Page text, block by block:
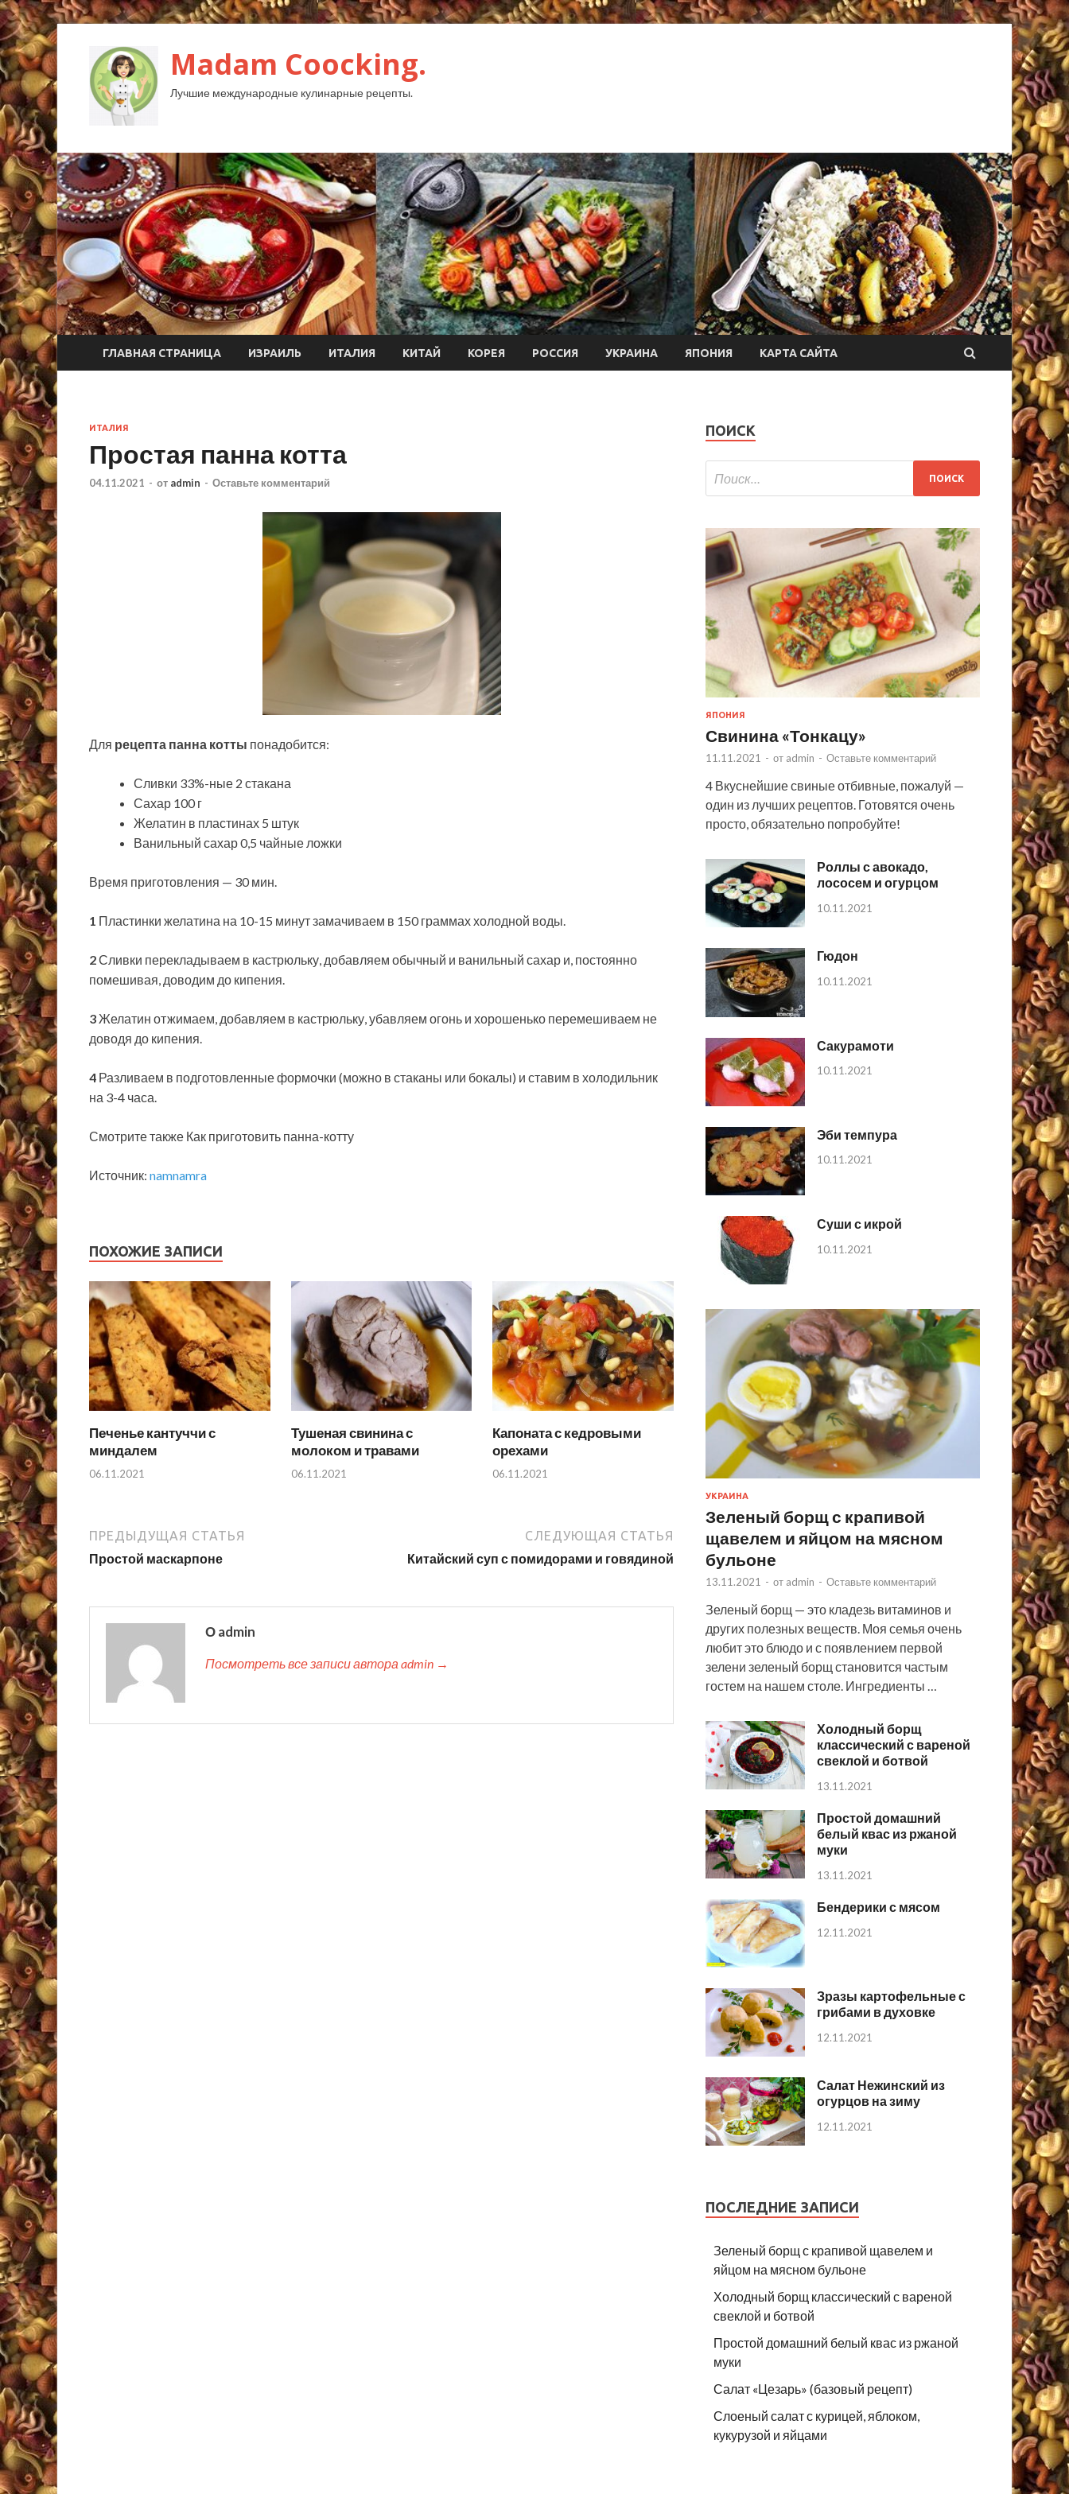
Madam Coocking.
Лучшие международные кулинарные рецепты.
ГЛАВНАЯ СТРАНИЦА ИЗРАИЛЬ ИТАЛИЯ КИТАЙ КОРЕЯ РОССИЯ УКРАИНА ЯПОНИЯ КАРТА САЙТА
ИТАЛИЯ
Простая панна котта
04.11.2021 - от admin - Оставьте комментарий
Для рецепта панна котты понадобится:
Сливки 33%-ные 2 стакана
Сахар 100 г
Желатин в пластинах 5 штук
Ванильный сахар 0,5 чайные ложки
Время приготовления — 30 мин.
1 Пластинки желатина на 10-15 минут замачиваем в 150 граммах холодной воды.
2Сливки перекладываем в кастрюльку, добавляем обычный и ванильный сахар и, постоянно
помешивая, доводим до кипения.
3 Желатин отжимаем, добавляем в кастрюльку, убавляем огонь и хорошенько перемешиваем не
доводя до кипения.
4 Разливаем в подготовленные формочки (можно в стаканы или бокалы) и ставим в холодильник
на 3-4 часа.
Смотрите также Как приготовить панна-котту
Источник: namnamra
ПОХОЖИЕ ЗАПИСИ
Печенье кантуччи с
миндалем
06.11.2021
Тушеная свинина с
молоком и травами
06.11.2021
Капоната с кедровыми
орехами
06.11.2021
ПРЕДЫДУЩАЯ СТАТЬЯ
Простой маскарпоне
СЛЕДУЮЩАЯ СТАТЬЯ
Китайский суп с помидорами и говядиной
О admin
Посмотреть все записи автора admin →
ПОИСК
ЯПОНИЯ
Свинина «Тонкацу»
11.11.2021 - от admin - Оставьте комментарий
4 Вкуснейшие свиные отбивные, пожалуй —
один из лучших рецептов. Готовятся очень
просто, обязательно попробуйте!
Роллы с авокадо,
лососем и огурцом
10.11.2021
Гюдон
10.11.2021
Сакурамоти
10.11.2021
Эби темпура
10.11.2021
Суши с икрой
10.11.2021
УКРАИНА
Зеленый борщ с крапивой
щавелем и яйцом на мясном
бульоне
13.11.2021 - от admin - Оставьте комментарий
Зеленый борщ — это кладезь витаминов и
других полезных веществ. Моя семья очень
любит это блюдо и с появлением первой
зелени зеленый борщ становится частым
гостем на нашем столе. Ингредиенты …
Холодный борщ
классический с вареной
свеклой и ботвой
13.11.2021
Простой домашний
белый квас из ржаной
муки
13.11.2021
Бендерики с мясом
12.11.2021
Зразы картофельные с
грибами в духовке
12.11.2021
Салат Нежинский из
огурцов на зиму
12.11.2021
ПОСЛЕДНИЕ ЗАПИСИ
Зеленый борщ с крапивой щавелем и
яйцом на мясном бульоне
Холодный борщ классический с вареной
свеклой и ботвой
Простой домашний белый квас из ржаной
муки
Салат «Цезарь» (базовый рецепт)
Слоеный салат с курицей, яблоком,
кукурузой и яйцами